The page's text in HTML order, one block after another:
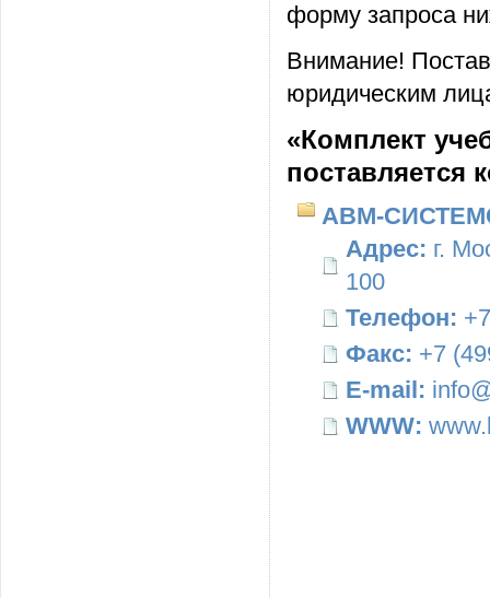
форму запроса
Внимание!
юридическим
«Комплект
поставляется
АВМ-
Адрес: г.
100
Телефон:
Факс: +7
E-mail:
WWW: